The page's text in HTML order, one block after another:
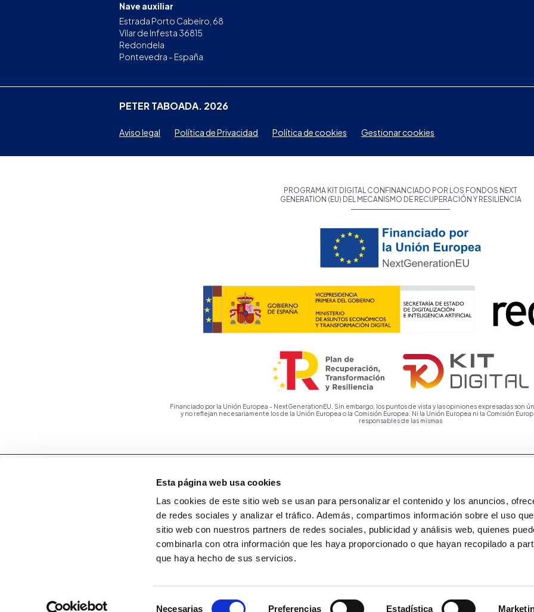
Esta página web usa cookies
Las cookies de este sitio web se usan para personalizar el contenido y los anuncios,
de redes sociales y analizar el tráfico. Además, compartimos información sobre el uso
sitio web con nuestros partners de redes sociales, publicidad y análisis web, quienes
combinarla con otra información que les haya proporcionado o que hayan recopilado a
que haya hecho de sus servicios.
Necesarias Preferencias Estadística
Nave auxiliar
Estrada Porto Cabeiro, 68
Vilar de Infesta 36815
Redondela
Pontevedra - España
PETER TABOADA. 2026
Aviso legal Política de Privacidad Política de cookies Gestionar cookies
PROGRAMA KIT DIGITAL CONFINANCIADO POR LOS FONDOS NEXT
GENERATION (EU) DEL MECANISMO DE RECUPERACIÓN Y RESILIENCIA
Financiado por la Unión Europea - NextGenerationEU. Sin embargo, los puntos de vista y las opiniones expresadas son
y no reflejan necesariamente los de la Unión Europea o la Comisión Europea. Ni la Unión Europea ni la Comisión
responsables de las mismas